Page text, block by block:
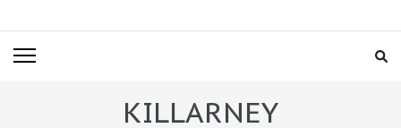
KILLARNEY